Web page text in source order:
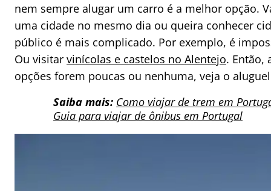
nem sempre alugar um carro é a melhor opção.
uma cidade no mesmo dia ou queira conhecer
público é mais complicado. Por exemplo, é
Ou visitar vinícolas e castelos no Alentejo. Então,
opções forem poucas ou nenhuma, veja o
Saiba mais: Como viajar de trem em
Guia para viajar de ônibus em Portugal